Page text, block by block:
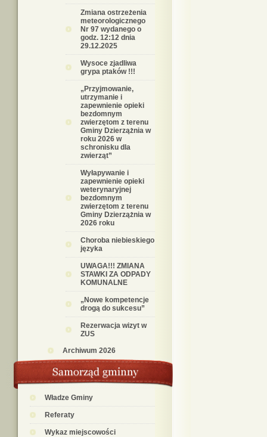
Zmiana ostrzeżenia
meteorologicznego
Nr 97 wydanego o
godz. 12:12 dnia
29.12.2025
Wysoce zjadliwa
grypa ptaków !!!
„Przyjmowanie,
utrzymanie i
zapewnienie opieki
bezdomnym
zwierzętom z terenu
Gminy Dzierzążnia w
roku 2026 w
schronisku dla
zwierząt”
Wyłapywanie i
zapewnienie opieki
weterynaryjnej
bezdomnym
zwierzętom z terenu
Gminy Dzierzążnia w
2026 roku
Choroba niebieskiego
języka
UWAGA!!! ZMIANA
STAWKI ZA ODPADY
KOMUNALNE
„Nowe kompetencje
drogą do sukcesu”
Rezerwacja wizyt w
ZUS
Archiwum 2026
Władze Gminy
Referaty
Wykaz miejscowości